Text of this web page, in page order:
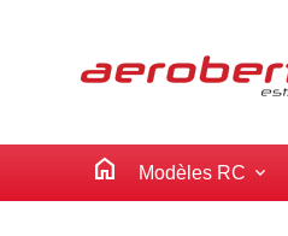
home Modèles RC